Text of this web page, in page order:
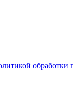
обработки